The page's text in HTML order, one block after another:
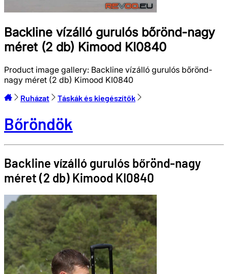
Backline vízálló gurulós bőrönd-nagy
méret (2 db) Kimood KI0840
Product image gallery: Backline vízálló gurulós bőrönd-
nagy méret (2 db) Kimood KI0840
Ruházat Táskák és kiegészítők
Bőröndök
Backline vízálló gurulós bőrönd-nagy
méret (2 db) Kimood KI0840